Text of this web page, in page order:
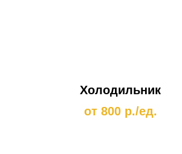
Холодильник
от 800 р./ед.